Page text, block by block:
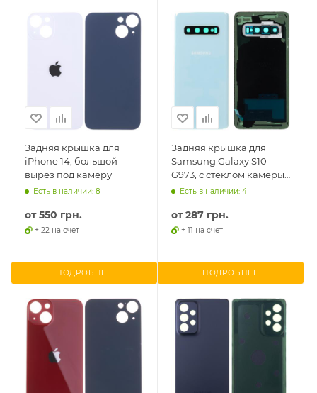
Задняя крышка для
iPhone 14, большой
вырез под камеру
Есть в наличии: 8
от550 грн.
+ 22 на счет
ПОДРОБНЕЕ
Задняя крышка для
Samsung Galaxy S10
G973, с стеклом камеры,
оригинал PRC
Есть в наличии: 4
от287 грн.
+ 11 на счет
ПОДРОБНЕЕ